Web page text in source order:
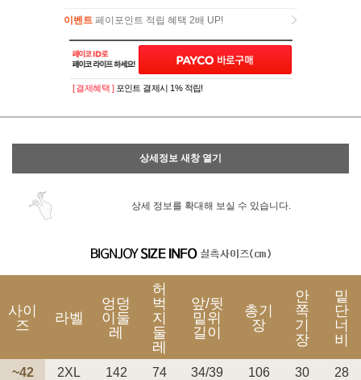
이벤트 페이포인트 적립 혜택 2배 UP!
이벤트페이포인트 적립 혜택 2배 UP!
[ 결제혜택 ] 포인트 결제시 1% 적립!
상세정보 새창 열기
상세 정보를 확대해 보실 수 있습니다.
사이
즈
라벨
엉덩
이둘
레
허
벅
지
둘
레
앞/뒷
밑위
길이
총기
장
안
쪽
기
장
밑
단
너
비
~42 2XL 142 74 34/39 106 30
28